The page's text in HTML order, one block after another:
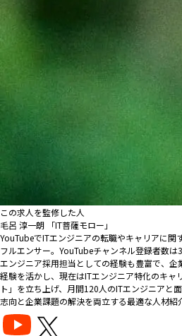
この求人を監修した人
毛呂 淳一朗 「IT菩薩モロー」
YouTubeでITエンジニアの転職やキャリアに関
フルエンサー。YouTubeチャンネル登録者数は
エンジニア採用担当としての経験も豊富で、
経験を活かし、現在はITエンジニア特化のキャ
ト」を立ち上げ、月間120人のITエンジニアと
志向と企業課題の解決を両立する最適な人材紹